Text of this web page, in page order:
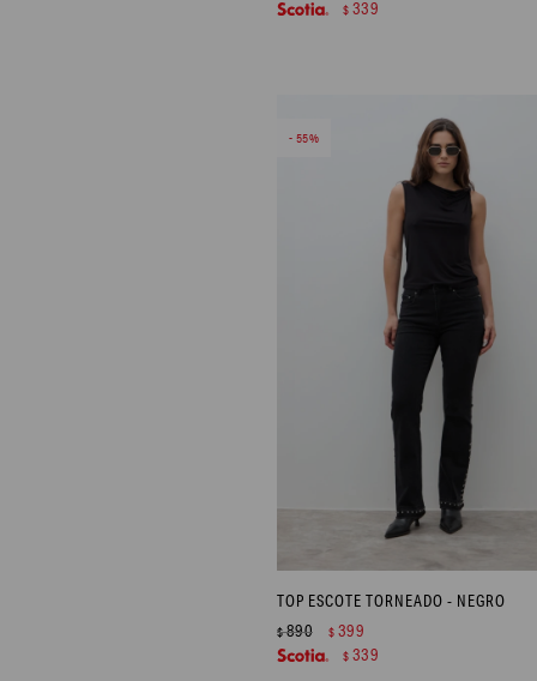
$ 339
55
TOP ESCOTE TORNEADO - NEGRO
$890 $ 399
$ 339